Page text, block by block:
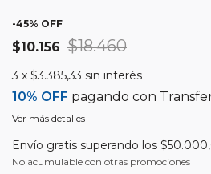
-45% OFF
$10.156 $18.460
3 x $3.385,33 sin interés
10% OFF pagando con
Ver más detalles
Envío gratis superando los
No acumulable con otras promociones